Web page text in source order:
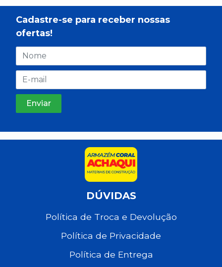
Cadastre-se para receber nossas
ofertas!
DÚVIDAS
Política de Troca e Devolução
Política de Privacidade
Política de Entrega